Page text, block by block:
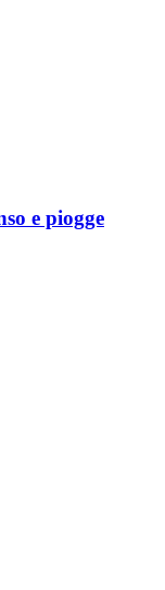
e piogge